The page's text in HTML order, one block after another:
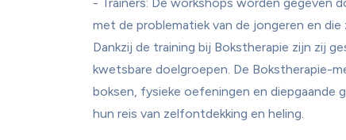
met de problematiek van de jongeren en
Dankzij de training bij Bokstherapie zijn zij
kwetsbare doelgroepen. De Bokstherapie-
boksen, fysieke oefeningen en diepgaande
hun reis van zelfontdekking en heling.